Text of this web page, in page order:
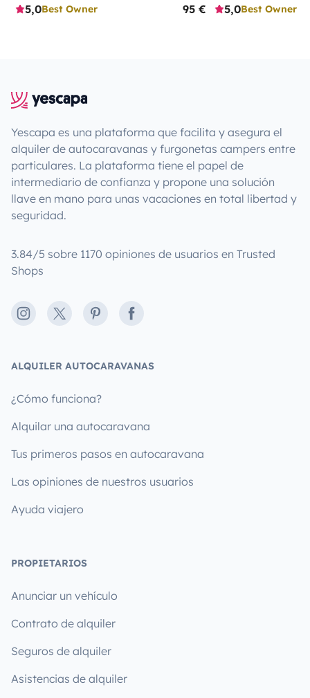
5,0Best Owner 95 €
5,0Best Owner
Yescapa es una plataforma que facilita y asegura el
alquiler de autocaravanas y furgonetas campers entre
particulares. La plataforma tiene el papel de
intermediario de confianza y propone una solución
llave en mano para unas vacaciones en total libertad y
seguridad.
3.84/5 sobre 1170 opiniones de usuarios en Trusted
Shops
Instagram
X PinterestFacebook
ALQUILER AUTOCARAVANAS
¿Cómo funciona?
Alquilar una autocaravana
Tus primeros pasos en autocaravana
Las opiniones de nuestros usuarios
Ayuda viajero
PROPIETARIOS
Anunciar un vehículo
Contrato de alquiler
Seguros de alquiler
Asistencias de alquiler